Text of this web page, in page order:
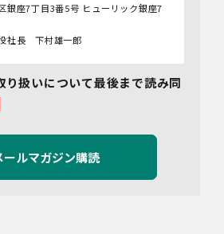
銀座7丁目3番5号 ヒューリック銀座7
社長 下村雄一郎
情報（個人情報保護法第2条第1項によ
情報」をいい、以下同様とします。）
とおりです。個人情報の提供は任意で
り扱いについて最後まで読み同